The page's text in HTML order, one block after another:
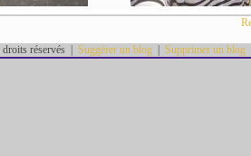
droits réservés | Suggérer un blog Supprimer un blog